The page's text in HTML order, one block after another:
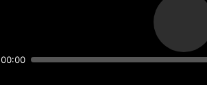
00:00